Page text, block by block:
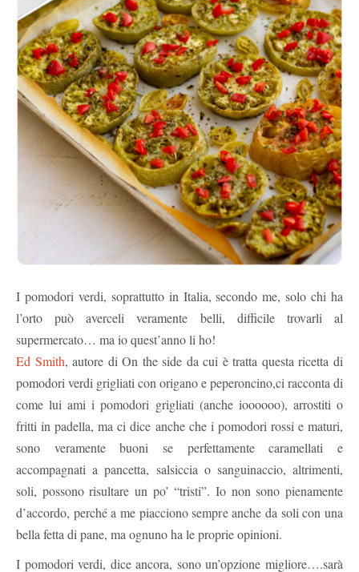
I pomodori verdi, soprattutto in Italia, secondo me, solo chi ha
l’orto può averceli veramente belli, difficile trovarli al
supermercato… ma io quest’anno li ho!
Ed Smith, autore di On the side da cui è tratta questa ricetta di
pomodori verdi grigliati con origano e peperoncino,ci racconta di
come lui ami i pomodori grigliati (anche ioooooo), arrostiti o
fritti in padella, ma ci dice anche che i pomodori rossi e maturi,
sono veramente buoni se perfettamente caramellati e
accompagnati a pancetta, salsiccia o sanguinaccio, altrimenti,
soli, possono risultare un po’ “tristi”. Io non sono pienamente
d’accordo, perché a me piacciono sempre anche da soli con una
bella fetta di pane, ma ognuno ha le proprie opinioni.
I pomodori verdi, dice ancora, sono un’opzione migliore….sarà